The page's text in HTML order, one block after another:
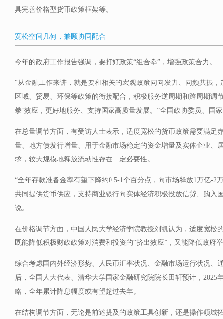
具完善价格型货币政策框架等。
宽松空间几何，兼顾协同配合
今年的政府工作报告强调，要打好政策“组合拳”，增强政策合力。
“从金融工作来讲，就是要和相关的宏观政策同向发力、同频共振
区域、贸易、环保等政策的衔接配合，积极服务逆周期和跨周期调
拳’效应，更好地服务、支持国家高质量发展。”全国政协委员、国
在总量调节方面，有受访人士表示，适度宽松的货币政策需要满足
量、地方债发行增量、用于金融市场稳定的资金增量及实体企业、
求，较大规模地释放流动性存在一定必要性。
“全年存款准备金率有望下降约0.5-1个百分点，向市场释放1万亿-2
共同提供货币供应，支持商业银行向实体经济积极投放信贷、购入
说。
在价格调节方面，中国人民大学经济学院教授刘凯认为，适度宽松
既能降低积极财政政策对消费和投资的“挤出效应”，又能降低政府
综合考虑国内外经济形势、人民币汇率状况、金融市场运行状况、
后，全国人大代表、清华大学国家金融研究院院长田轩预计，2025
略，全年累计降息幅度或有望超过去年。
在结构调节方面，无论是前述提及的政策工具创新，还是操作领域